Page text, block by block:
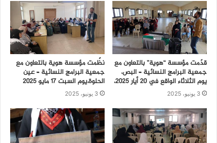
قدّمت مؤسسة “هوية” بالتعاون مع
جمعية البرامج النسائية – البص،
يوم الثلاثاء الواقع في 20 أيار 2025،
3 يونيو، 2025
نظّمت مؤسسة هوية بالتعاون مع
جمعية البرامج النسائية – عين
الحلوة،يوم السبت 17 مايو 2025
3 يونيو، 2025